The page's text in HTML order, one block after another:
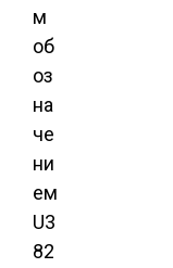
м
об
оз
на
че
ни
ем
U3
82